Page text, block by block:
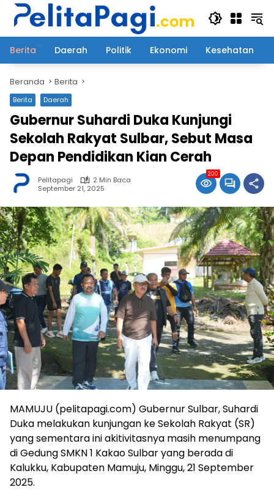
Langsung
Berita
Daerah Politik Ekonomi Kesehatan
Beranda Berita
Berita Daerah
Gubernur Suhardi Duka Kunjungi
Sekolah Rakyat Sulbar, Sebut Masa
Depan Pendidikan Kian Cerah
Pelitapagi
2 Min Baca
September 21, 2025
200
MAMUJU (pelitapagi.com) Gubernur Sulbar, Suhardi
Duka melakukan kunjungan ke Sekolah Rakyat (SR)
yang sementara ini akitivitasnya masih menumpang
di Gedung SMKN 1 Kakao Sulbar yang berada di
Kalukku, Kabupaten Mamuju, Minggu, 21 September
2025.